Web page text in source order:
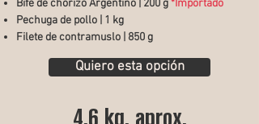
Bife de chorizo Argentino | 200 g*Importado
Pechuga de pollo | 1 kg
Filete de contramuslo | 850 g
Quiero esta opción
4,6 kg. aprox.